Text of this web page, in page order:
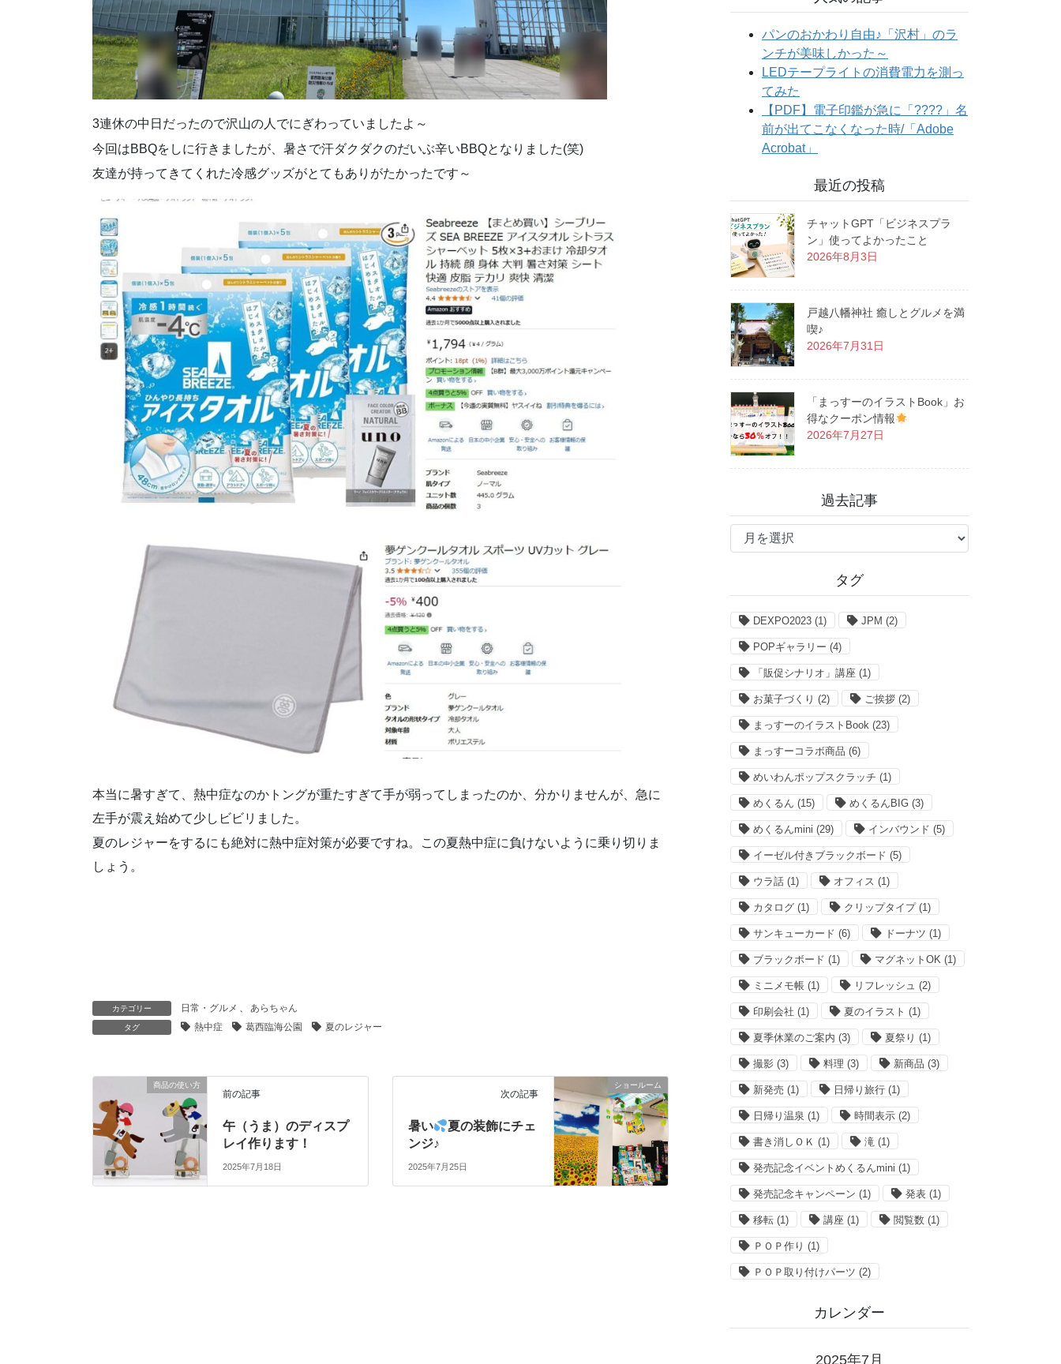
3連休の中日だったので沢山の人でにぎわっていましたよ～
今回はBBQをしに行きましたが、暑さで汗ダクダクのだいぶ辛いBBQとなりました(笑)
友達が持ってきてくれた冷感グッズがとてもありがたかったです～
本当に暑すぎて、熱中症なのかトングが重たすぎて手が弱ってしまったのか、分かりませんが、急に
左手が震え始めて少しビビリました。
夏のレジャーをするにも絶対に熱中症対策が必要ですね。この夏熱中症に負けないように乗り切りま
しょう。
カテゴリー 日常・グルメ 、 あらちゃん
タグ 熱中症 葛西臨海公園 夏のレジャー
商品の使い方
前の記事
午（うま）のディスプ
レイ作ります！
2025年7月18日
ショールーム
次の記事
暑い
夏の装飾にチェ
ンジ♪
2025年7月25日
最近の投稿
チャットGPT「ビジネスプラ
ン」使ってよかったこと
2026年8月3日
戸越八幡神社 癒しとグルメを満
喫♪
2026年7月31日
「まっすーのイラストBook」お
得なクーポン情報
2026年7月27日
過去記事
過
タグ
DEXPO2023 (1) JPM (2)
POPギャラリー (4)
「販促シナリオ」講座 (1)
お菓子づくり (2) ご挨拶 (2)
まっすーのイラストBook (23)
まっすーコラボ商品 (6)
めいわんポップスクラッチ (1)
めくるん (15) めくるんBIG (3)
めくるんmini (29) インバウンド (5)
イーゼル付きブラックボード (5)
ウラ話 (1) オフィス (1)
カタログ (1) クリップタイプ(1)
サンキューカード (6) ドーナツ (1)
ブラックボード (1) マグネットOK (1)
ミニメモ帳 (1) リフレッシュ (2)
印刷会社 (1) 夏のイラスト (1)
夏季休業のご案内 (3) 夏祭り (1)
撮影 (3) 料理 (3) 新商品 (3)
新発売 (1) 日帰り旅行 (1)
日帰り温泉 (1) 時間表示 (2)
書き消しＯＫ (1) 滝 (1)
発売記念イベントめくるんmini (1)
発売記念キャンペーン (1) 発表 (1)
移転 (1) 講座 (1) 閲覧数 (1)
ＰＯＰ作り (1)
ＰＯＰ取り付けパーツ (2)
カレンダー
2025年7月